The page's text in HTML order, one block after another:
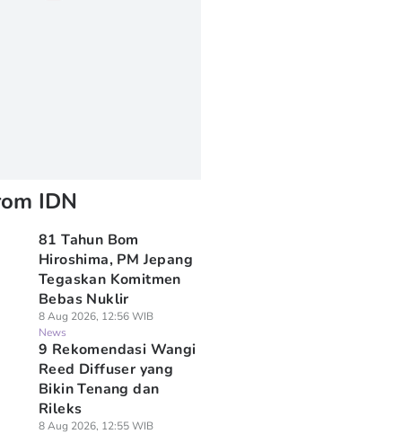
IDN
81 Tahun Bom
Hiroshima, PM Jepang
Tegaskan Komitmen
Bebas Nuklir
8 Aug 2026, 12:56 WIB
News
9 Rekomendasi Wangi
Reed Diffuser yang
Bikin Tenang dan
Rileks
8 Aug 2026, 12:55 WIB